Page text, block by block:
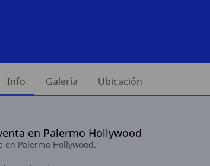
Info Galería Ubicación
en Palermo Hollywood
en Palermo Hollywood.